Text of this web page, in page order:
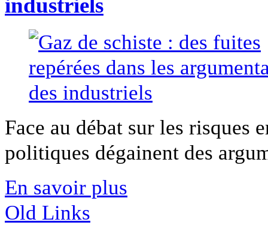
industriels
Face au débat sur les risques
politiques dégainent des
En savoir plus
Old Links